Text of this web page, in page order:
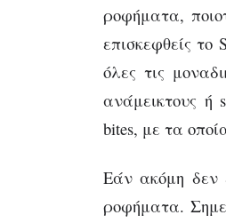
ροφήματα,
επισκεφθείς το
όλες τις
ανάμεικτους ή
bites, με τα
Εάν ακόμη δεν
ροφήματα.